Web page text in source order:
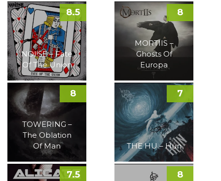
NOI!SE – Fate
Of The Union
8.5
MORTIIS –
Ghosts Of
Europa
8
TOWERING –
The Oblation
Of Man
8
THE HU – Hun
7
7.5 8